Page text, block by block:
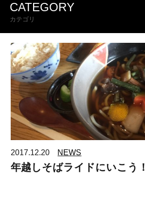
CATEGORY
カテゴリ
2017.12.20 NEWS
年越しそばライドにいこう！